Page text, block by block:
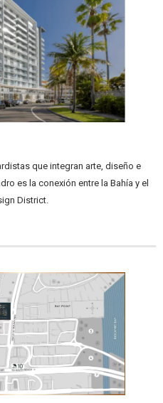
que integran arte, diseño e
es la conexión entre la Bahía y el
District.